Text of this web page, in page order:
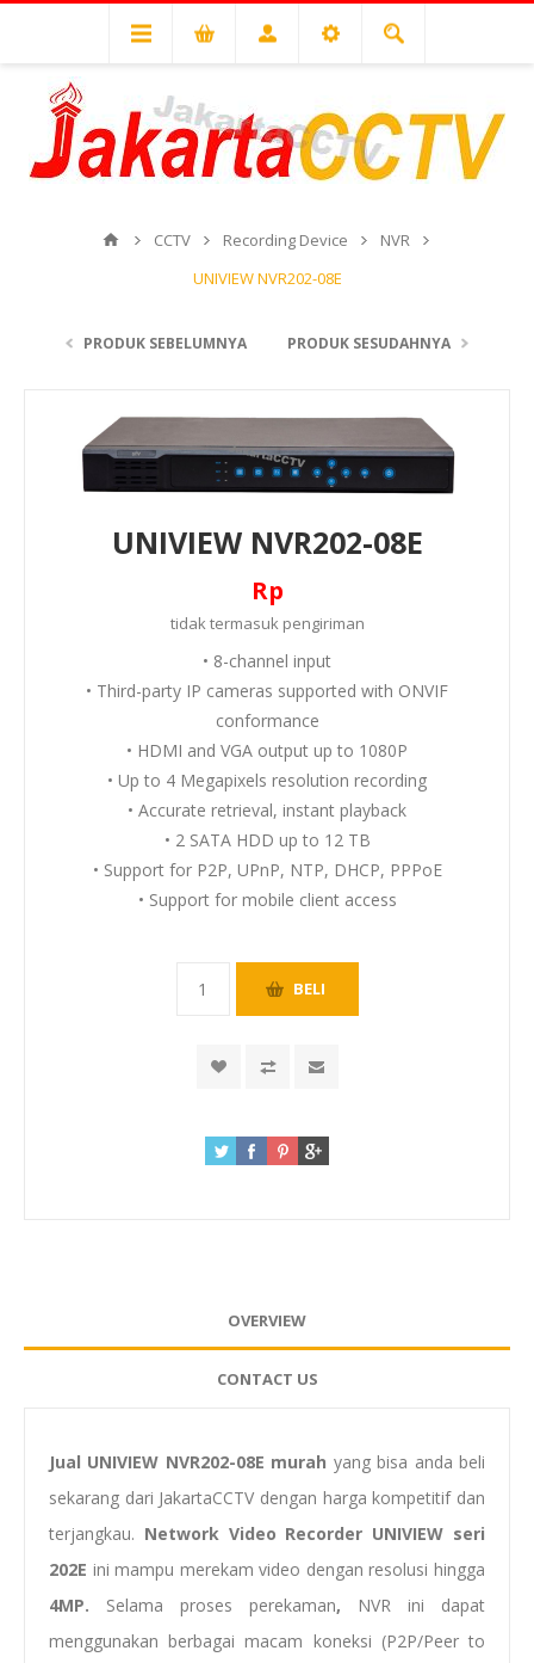
CCTV Recording Device
NVR
UNIVIEW NVR202-08E
PRODUK SEBELUMNYA PRODUK SESUDAHNYA
UNIVIEW NVR202-08E
Rp
tidak termasuk pengiriman
• 8-channel input
• Third-party IP cameras supported with ONVIF
conformance
• HDMI and VGA output up to 1080P
• Up to 4 Megapixels resolution recording
• Accurate retrieval, instant playback
• 2 SATA HDD up to 12 TB
• Support for P2P, UPnP, NTP, DHCP, PPPoE
• Support for mobile client access
OVERVIEW
CONTACT US
Jual UNIVIEW NVR202-08E murah yang bisa anda beli
sekarang dari JakartaCCTV dengan harga kompetitif dan
terjangkau. Network Video Recorder UNIVIEW seri
202E ini mampu merekam video dengan resolusi hingga
4MP. Selama proses perekaman, NVR ini dapat
menggunakan berbagai macam koneksi (P2P/Peer to